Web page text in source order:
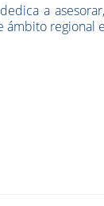
dedica a
ámbito regional